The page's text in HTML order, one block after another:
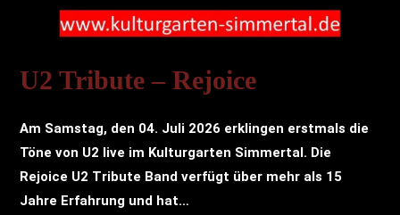
U2 Tribute – Rejoice
Am Samstag, den 04. Juli 2026 erklingen erstmals die
Töne von U2 live im Kulturgarten Simmertal. Die
Rejoice U2 Tribute Band verfügt über mehr als 15
Jahre Erfahrung und hat…